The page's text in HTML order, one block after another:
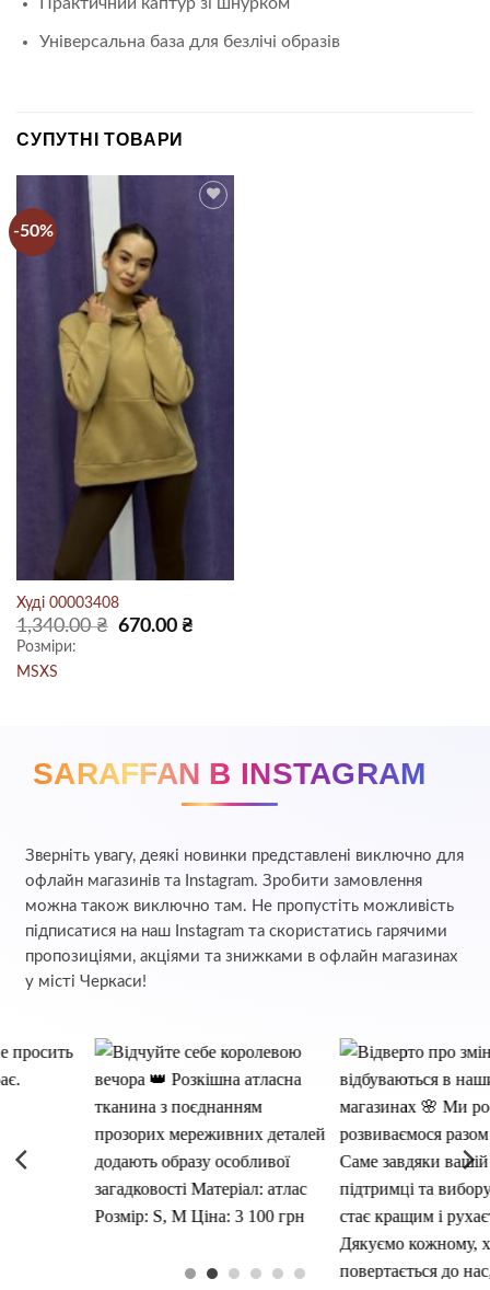
Практичний каптур зі шнурком
Універсальна база для безлічі образів
СУПУТНІ ТОВАРИ
-50%
Худі 00003408
1,340.00₴
Оригінальна
ціна:
670.00₴
Розміри:
MSXS
SARAFFAN В INSTAGRAM
Зверніть увагу, деякі новинки представлені виключно для
офлайн магазинів та Instagram. Зробити замовлення
можна також виключно там. Не пропустіть можливість
підписатися на наш Instagram та скористатись гарячими
пропозиціями, акціями та знижками в офлайн магазинах
у місті Черкаси!